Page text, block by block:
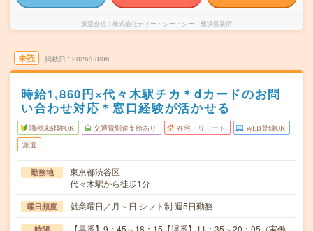
派遣会社 株式会社ティー・シー・シー 横浜営業所
未読 掲載日 2026/08/06
時給1,860円×代々木駅チカ＊dカードのお問
い合わせ対応＊窓口経験が活かせる
職種未経験OK 交通費別途支給あり 在宅・リモート WEB登録OK
派遣
勤務地
東京都渋谷区
代々木駅から徒歩1分
曜日頻度 就業曜日／月～日 シフト制 週5日勤務
【早番】9：45～18：15【遅番】11：35～20：05（実働